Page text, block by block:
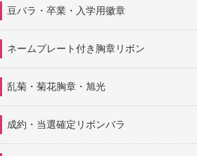
豆バラ・卒業・入学用徽章
ネームプレート付き胸章リボン
乱菊・菊花胸章・旭光
成約・当選確定リボンバラ